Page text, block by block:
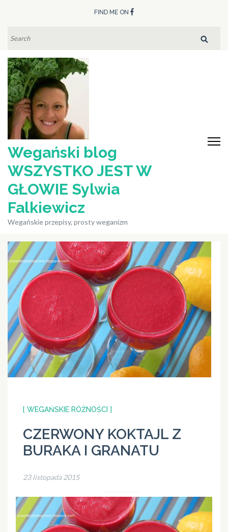
content
(Press
Enter)
FIND ME ON
Wegański blog
WSZYSTKO JEST W
GŁOWIE Sylwia
Falkiewicz
Wegańskie przepisy, prosty weganizm
[ WEGAŃSKIE RÓŻNOŚCI ]
CZERWONY KOKTAJL Z
BURAKA I GRANATU
23 listopada 2015